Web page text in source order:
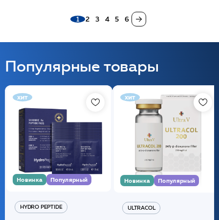
1 2 3 4 5 6
Популярные товары
хит
Новинка Популярный
HYDRO PEPTIDE
хит
Новинка Популярный
ULTRACOL